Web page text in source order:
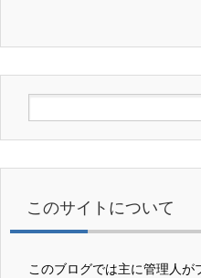
このサイトについて
このブログでは主に管理人が